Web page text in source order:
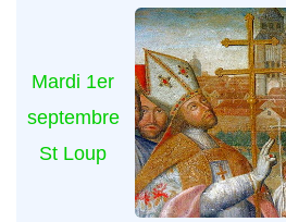
Mardi 1er
septembre
St Loup